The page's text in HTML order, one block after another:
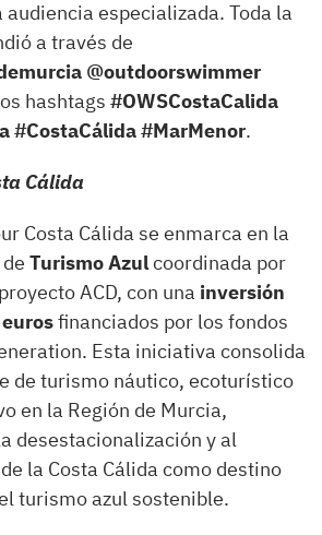
especializada. Toda la
a través de
@outdoorswimmer
hashtags #OWSCostaCalida
#CostaCálida #MarMenor.
Cálida
Costa Cálida se enmarca en la
Turismo Azulcoordinada por
ACD, con una inversión
financiados por los fondos
Esta iniciativa consolida
de turismo náutico, ecoturístico
en la Región de Murcia,
desestacionalización y al
la Costa Cálida como destino
turismo azul sostenible.